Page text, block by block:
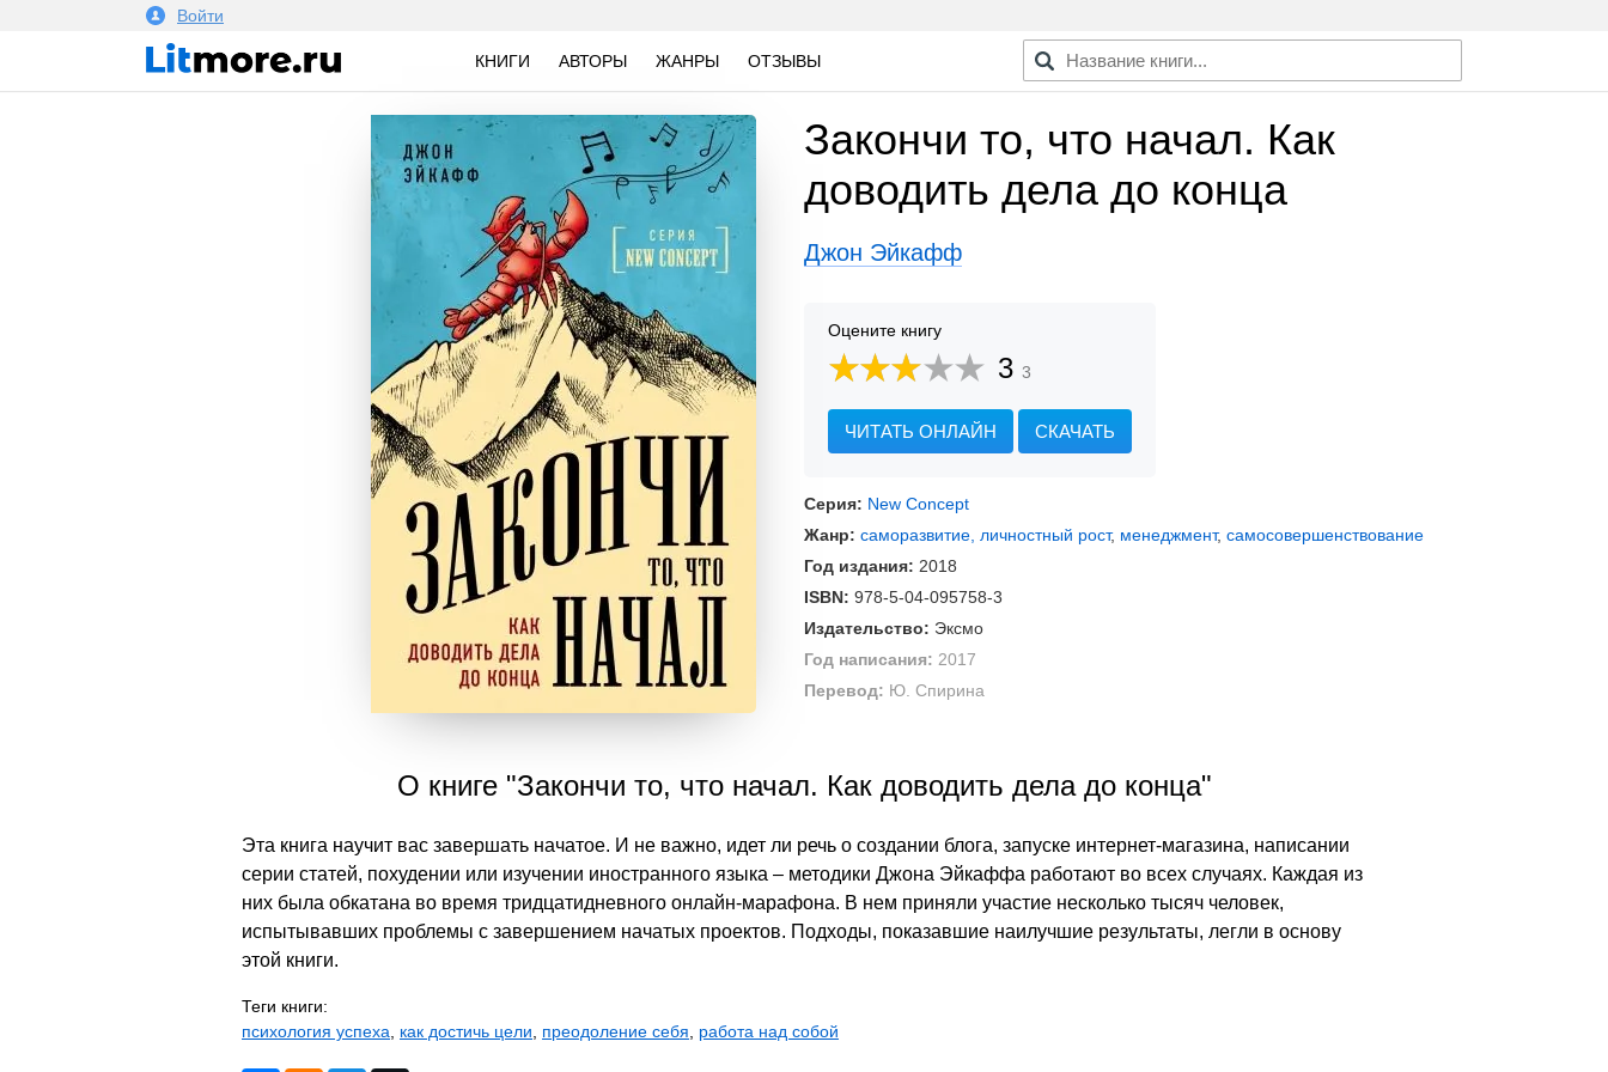
Войти
КНИГИ АВТОРЫ ЖАНРЫ ОТЗЫВЫ
Закончи то, что начал. Как
доводить дела до конца
Джон Эйкафф
Оцените книгу
3 3
ЧИТАТЬ ОНЛАЙН СКАЧАТЬ
Серия: New Concept
Жанр: саморазвитие, личностный рост, менеджмент, самосовершенствование
Год издания: 2018
ISBN: 978-5-04-095758-3
Издательство: Эксмо
Год написания: 2017
Перевод: Ю. Спирина
О книге "Закончи то, что начал. Как доводить дела до конца"
Эта книга научит вас завершать начатое. И не важно, идет ли речь о создании блога, запуске интернет-магазина, написании
серии статей, похудении или изучении иностранного языка – методики Джона Эйкаффа работают во всех случаях. Каждая из
них была обкатана во время тридцатидневного онлайн-марафона. В нем приняли участие несколько тысяч человек,
испытывавших проблемы с завершением начатых проектов. Подходы, показавшие наилучшие результаты, легли в основу
этой книги.
Теги книги:
психология успеха
как достичь цели преодоление себя работа над собой